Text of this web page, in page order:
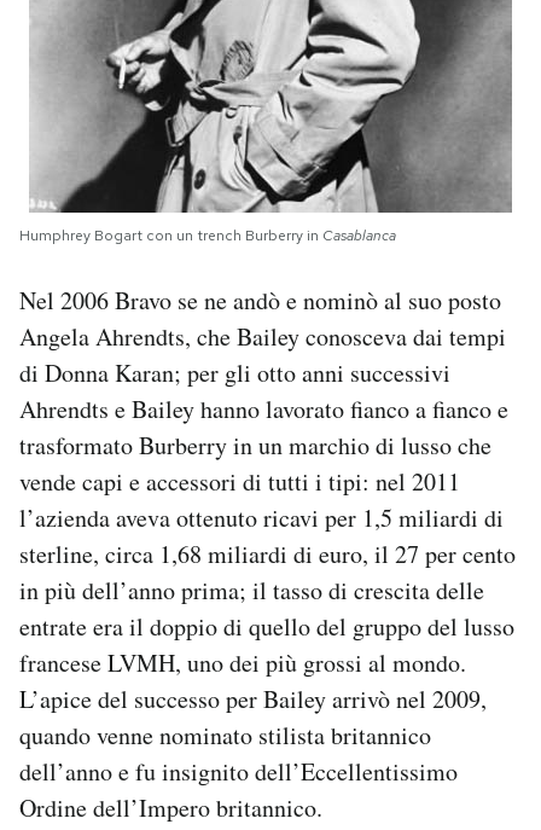
Humphrey Bogart con un trench Burberry in Casablanca
Nel 2006 Bravo se ne andò e nominò al suo posto
Angela Ahrendts, che Bailey conosceva dai tempi
di Donna Karan; per gli otto anni successivi
Ahrendts e Bailey hanno lavorato fianco a fianco e
trasformato Burberry in un marchio di lusso che
vende capi e accessori di tutti i tipi: nel 2011
l’azienda aveva ottenuto ricavi per 1,5 miliardi di
sterline, circa 1,68 miliardi di euro, il 27 per cento
in più dell’anno prima; il tasso di crescita delle
entrate era il doppio di quello del gruppo del lusso
francese LVMH, uno dei più grossi al mondo.
L’apice del successo per Bailey arrivò nel 2009,
quando venne nominato stilista britannico
dell’anno e fu insignito dell’Eccellentissimo
Ordine dell’Impero britannico.